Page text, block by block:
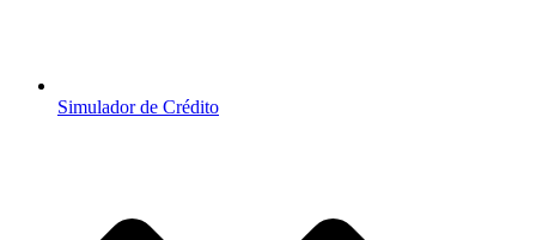
Simulador de Crédito